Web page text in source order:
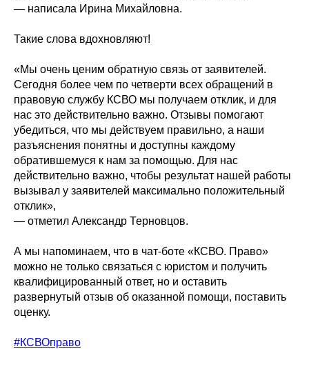
— написала Ирина Михайловна.
Такие слова вдохновляют!
«Мы очень ценим обратную связь от заявителей.
Сегодня более чем по четверти всех обращений в
правовую службу КСВО мы получаем отклик, и для
нас это действительно важно. Отзывы помогают
убедиться, что мы действуем правильно, а наши
разъяснения понятны и доступны каждому
обратившемуся к нам за помощью. Для нас
действительно важно, чтобы результат нашей работы
вызывал у заявителей максимально положительный
отклик»,
— отметил Александр Терновцов.
А мы напоминаем, что в чат-боте «КСВО. Право»
можно не только связаться с юристом и получить
квалифицированный ответ, но и оставить
развернутый отзыв об оказанной помощи, поставить
оценку.
#КСВОправо